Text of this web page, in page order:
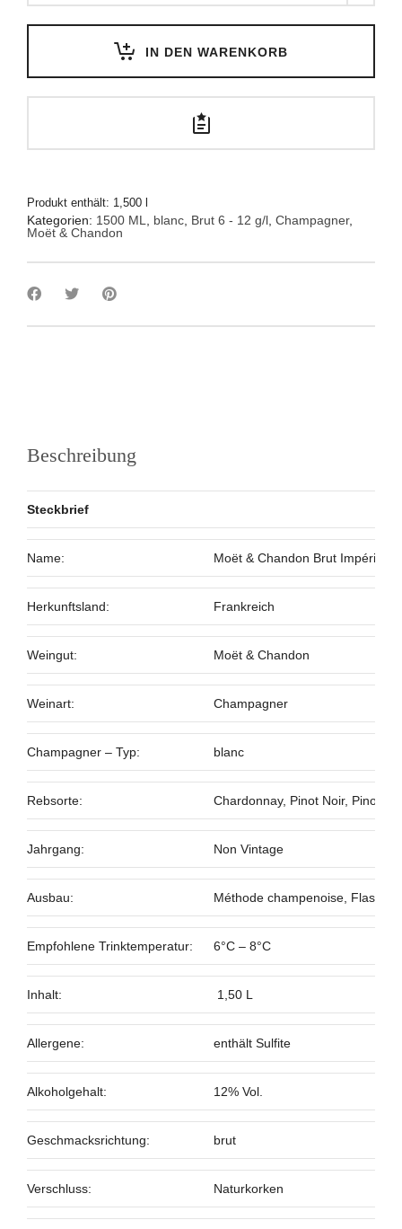
Impérial
Light
quantity
IN DEN WARENKORB
Produkt enthält: 1,500
Kategorien: 1500 ML, blanc, Brut 6 - 12 g/l, Champagner,
Moët & Chandon
Beschreibung
Steckbrief
Name: Moët & Chandon Brut Impérial
Herkunftsland: Frankreich
Weingut: Moët & Chandon
Weinart: Champagner
Champagner – Typ: blanc
Rebsorte: Chardonnay, Pinot Noir, Pinot
Jahrgang: Non Vintage
Ausbau: Méthode champenoise,
Empfohlene Trinktemperatur: 6°C – 8°C
Inhalt: 1,50 L
Allergene: enthält Sulfite
Alkoholgehalt: 12% Vol.
Geschmacksrichtung: brut
Verschluss: Naturkorken